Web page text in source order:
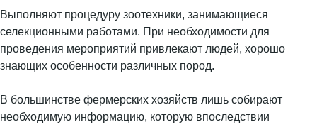
Выполняют процедуру зоотехники, занимающиеся
селекционными работами. При необходимости для
проведения мероприятий привлекают людей, хорошо
знающих особенности различных пород.
В большинстве фермерских хозяйств лишь собирают
необходимую информацию, которую впоследствии